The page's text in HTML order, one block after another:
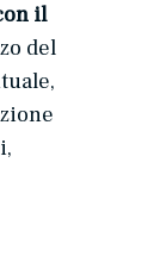
il
del